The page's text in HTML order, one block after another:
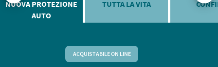
NUOVA PROTEZIONE
AUTO
TUTTA LA VITA
ACQUISTABILE ON LINE